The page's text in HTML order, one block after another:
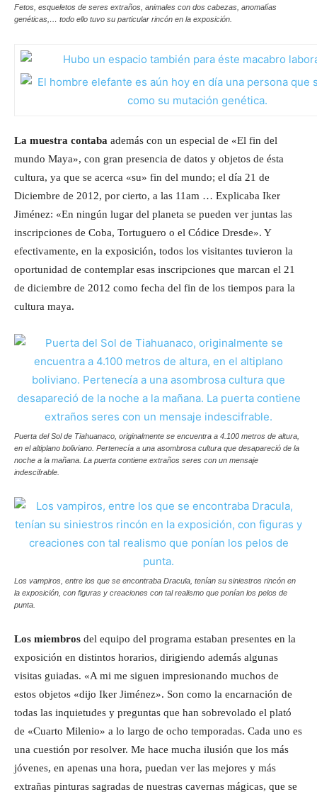
Fetos, esqueletos de seres extraños, animales con dos cabezas, anomalías
genéticas,… todo ello tuvo su particular rincón en la exposición.
La muestra contaba además con un especial de «El fin del
mundo Maya», con gran presencia de datos y objetos de ésta
cultura, ya que se acerca «su» fin del mundo; el día 21 de
Diciembre de 2012, por cierto, a las 11am … Explicaba Iker
Jiménez: «En ningún lugar del planeta se pueden ver juntas las
inscripciones de Coba, Tortuguero o el Códice Dresde». Y
efectivamente, en la exposición, todos los visitantes tuvieron la
oportunidad de contemplar esas inscripciones que marcan el 21
de diciembre de 2012 como fecha del fin de los tiempos para la
cultura maya.
Puerta del Sol de Tiahuanaco, originalmente se encuentra a 4.100 metros de altura,
en el altiplano boliviano. Pertenecía a una asombrosa cultura que desapareció de la
noche a la mañana. La puerta contiene extraños seres con un mensaje
indescifrable.
Los vampiros, entre los que se encontraba Dracula, tenían su siniestros rincón en
la exposición, con figuras y creaciones con tal realismo que ponían los pelos de
punta.
Los miembros del equipo del programa estaban presentes en la
exposición en distintos horarios, dirigiendo además algunas
visitas guiadas. «A mi me siguen impresionando muchos de
estos objetos «dijo Iker Jiménez». Son como la encarnación de
todas las inquietudes y preguntas que han sobrevolado el plató
de «Cuarto Milenio» a lo largo de ocho temporadas. Cada uno es
una cuestión por resolver. Me hace mucha ilusión que los más
jóvenes, en apenas una hora, puedan ver las mejores y más
extrañas pinturas sagradas de nuestras cavernas mágicas, que se